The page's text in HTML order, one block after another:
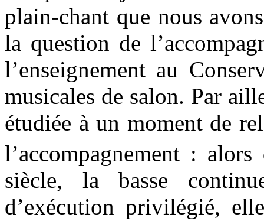
plain-chant que nous
la question de
l’enseignement au
musicales de salon. Par
étudiée à un moment de
l’accompagnement :
siècle, la basse
d’exécution privilégié,